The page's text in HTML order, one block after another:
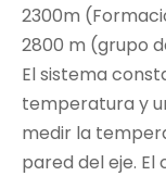
2300m
2800 m (grupo
El sistema
temperatura y
medir la
pared del eje.